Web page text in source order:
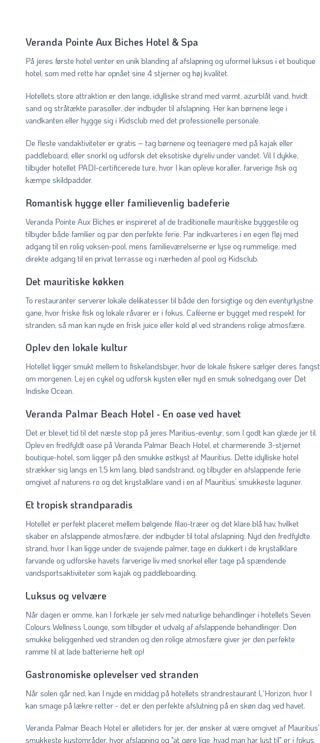
Veranda Pointe Aux Biches Hotel & Spa
På jeres første hotel venter en unik blanding af afslapning og uformel luksus i et boutique
hotel, som med rette har opnået sine 4 stjerner og høj kvalitet.
Hotellets store attraktion er den lange, idylliske strand med varmt, azurblåt vand, hvidt
sand og stråtækte parasoller, der indbyder til afslapning. Her kan børnene lege i
vandkanten eller hygge sig i Kidsclub med det professionelle personale.
De fleste vandaktiviteter er gratis – tag børnene og teenagere med på kajak eller
paddleboard, eller snorkl og udforsk det eksotiske dyreliv under vandet. Vil I dykke,
tilbyder hotellet PADI-certificerede ture, hvor I kan opleve koraller, farverige fisk og
kæmpe skildpadder.
Romantisk hygge eller familievenlig badeferie
Veranda Pointe Aux Biches er inspireret af de traditionelle mauritiske byggestile og
tilbyder både familier og par den perfekte ferie. Par indkvarteres i en egen fløj med
adgang til en rolig voksen-pool, mens familieværelserne er lyse og rummelige, med
direkte adgang til en privat terrasse og i nærheden af pool og Kidsclub.
Det mauritiske køkken
To restauranter serverer lokale delikatesser til både den forsigtige og den eventyrlystne
gane, hvor friske fisk og lokale råvarer er i fokus. Caféerne er bygget med respekt for
stranden, så man kan nyde en frisk juice eller kold øl ved strandens rolige atmosfære.
Oplev den lokale kultur
Hotellet ligger smukt mellem to fiskelandsbyer, hvor de lokale fiskere sælger deres fangst
om morgenen. Lej en cykel og udforsk kysten eller nyd en smuk solnedgang over Det
Indiske Ocean.
Veranda Palmar Beach Hotel - En oase ved havet
Det er blevet tid til det næste stop på jeres Maritius-eventyr, som I godt kan glæde jer til.
Oplev en fredfyldt oase på Veranda Palmar Beach Hotel, et charmerende 3-stjernet
boutique-hotel, som ligger på den smukke østkyst af Mauritius. Dette idylliske hotel
strækker sig langs en 1,5 km lang, blød sandstrand, og tilbyder en afslappende ferie
omgivet af naturens ro og det krystalklare vand i en af Mauritius’ smukkeste laguner.
Et tropisk strandparadis
Hotellet er perfekt placeret mellem bølgende filao-træer og det klare blå hav, hvilket
skaber en afslappende atmosfære, der indbyder til total afslapning. Nyd den fredfyldte
strand, hvor I kan ligge under de svajende palmer, tage en dukkert i de krystalklare
farvande og udforske havets farverige liv med snorkel eller tage på spændende
vandsportsaktiviteter som kajak og paddleboarding.
Luksus og velvære
Når dagen er omme, kan I forkæle jer selv med naturlige behandlinger i hotellets Seven
Colours Wellness Lounge, som tilbyder et udvalg af afslappende behandlinger. Den
smukke beliggenhed ved stranden og den rolige atmosfære giver jer den perfekte
ramme til at lade batterierne helt op!
Gastronomiske oplevelser ved stranden
Når solen går ned, kan I nyde en middag på hotellets strandrestaurant L'Horizon, hvor I
kan smage på lækre retter - det er den perfekte afslutning på en skøn dag ved havet.
Veranda Palmar Beach Hotel er alletiders for jer, der ønsker at være omgivet af Mauritius'
smukkeste kystområder, hvor afslapning og "at gøre lige, hvad man har lyst til" er i fokus.